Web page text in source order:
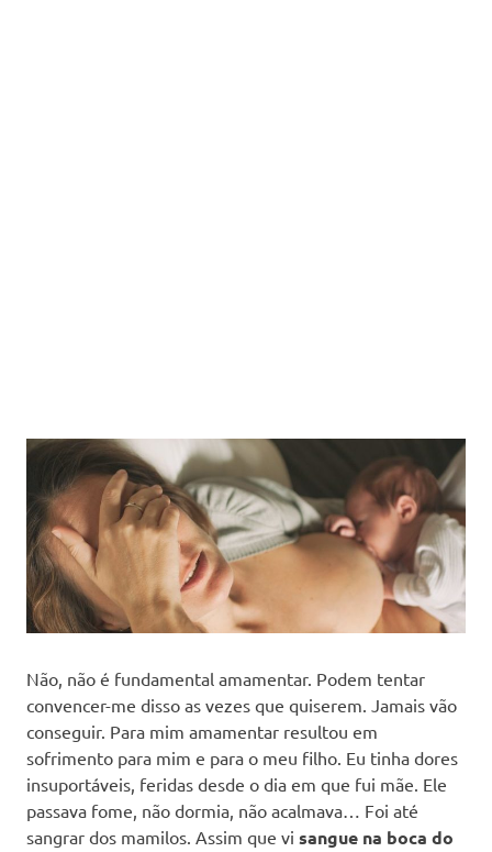
Não, não é fundamental amamentar. Podem tentar
convencer-me disso as vezes que quiserem. Jamais vão
conseguir. Para mim amamentar resultou em
sofrimento para mim e para o meu filho. Eu tinha dores
insuportáveis, feridas desde o dia em que fui mãe. Ele
passava fome, não dormia, não acalmava… Foi até
sangrar dos mamilos. Assim que vi sangue na boca do